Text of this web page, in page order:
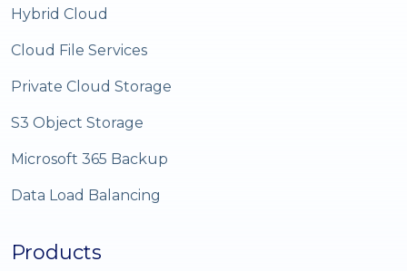
Hybrid Cloud
Cloud File Services
Private Cloud Storage
S3 Object Storage
Microsoft 365 Backup
Data Load Balancing
Products